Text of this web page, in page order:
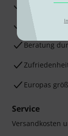
30 Tage
Beratung
Europas
Service
Versandkosten